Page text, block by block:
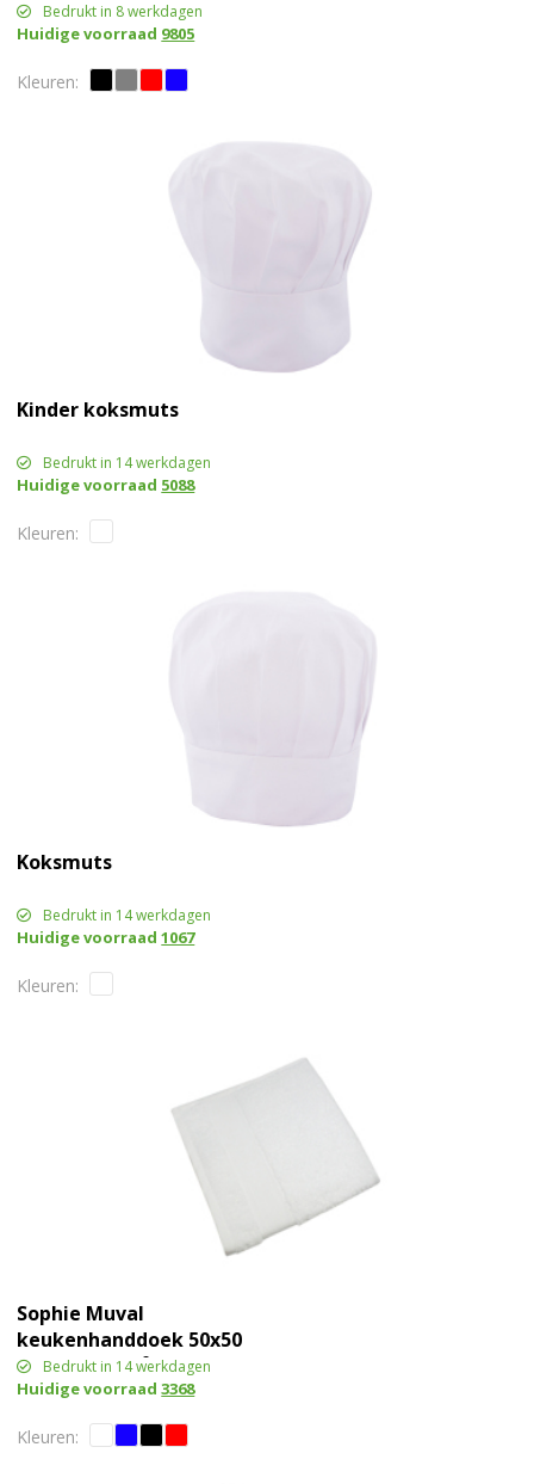
Bedrukt in 8 werkdagen
Huidige voorraad 9805
Kinder koksmuts
Bedrukt in 14 werkdagen
Huidige voorraad 5088
Koksmuts
Bedrukt in 14 werkdagen
Huidige voorraad1067
Sophie Muval
keukenhanddoek 50x50
cm, 450 gr/m²
Bedrukt in 14 werkdagen
Huidige voorraad3368